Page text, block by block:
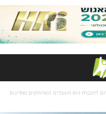
להגברת גיוס העובדים המרוחקים ממדינות